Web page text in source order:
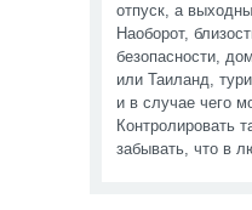
отпуск, а
Наоборот,
безопасности,
или Таиланд,
и в случае чего
Контролировать
забывать, что в